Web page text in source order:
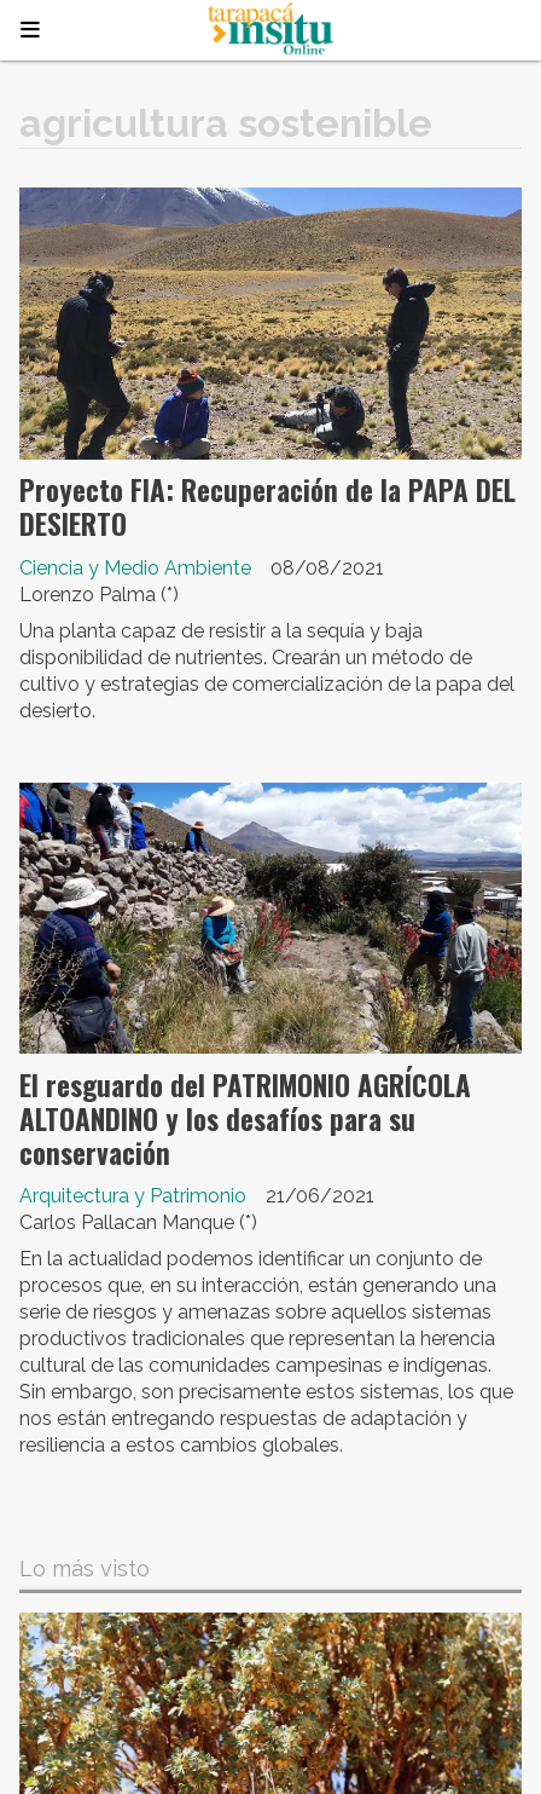
agricultura sostenible
Proyecto FIA: Recuperación de la PAPA DEL
DESIERTO
Lorenzo Palma (*)
Ciencia y Medio Ambiente 08/08/2021
Una planta capaz de resistir a la sequía y baja
disponibilidad de nutrientes. Crearán un método de
cultivo y estrategias de comercialización de la papa del
desierto.
El resguardo del PATRIMONIO AGRÍCOLA
ALTOANDINO y los desafíos para su
conservación
Carlos Pallacan Manque (*)
Arquitectura y Patrimonio 21/06/2021
En la actualidad podemos identificar un conjunto de
procesos que, en su interacción, están generando una
serie de riesgos y amenazas sobre aquellos sistemas
productivos tradicionales que representan la herencia
cultural de las comunidades campesinas e indígenas.
Sin embargo, son precisamente estos sistemas, los que
nos están entregando respuestas de adaptación y
resiliencia a estos cambios globales.
Lo más visto